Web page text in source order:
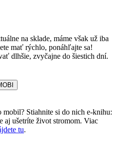
na sklade, máme však už iba
mať rýchlo, ponáhľajte sa!
dlhšie, zvyčajne do šiestich dní.
mobil? Stiahnite si do nich e-knihu:
aj ušetríte život stromom. Viac
tu.